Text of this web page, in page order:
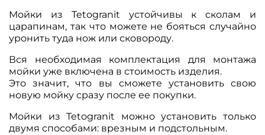
Мойки из Tetogranit устойчивы к сколам и
царапинам, так что можете не бояться случайно
уронить туда нож или сковороду.
Вся необходимая комплектация для монтажа
мойки уже включена в стоимость изделия.
Это значит, что вы сможете установить свою
новую мойку сразу после ее покупки.
Мойки из Tetogranit можно установить только
двумя способами: врезным и подстольным.